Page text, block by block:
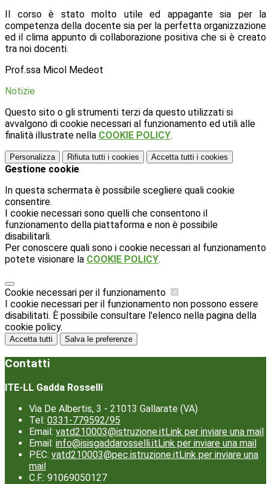
Il corso è stato molto utile ed appagante sia per la
competenza della docente sia per la perfetta organizzazione
ed il clima appunto di collaborazione positiva che si è creato
tra noi docenti.
Prof.ssa Micol Medeot
Notizie
Questo sito o gli strumenti terzi da questo utilizzati si
avvalgono di cookie necessari al funzionamento ed utili alle
finalità illustrate nella COOKIE POLICY.
Personalizza Rifiuta tutti i cookies Accetta tutti i cookies
Gestione cookie
In questa schermata è possibile scegliere quali cookie
consentire.
I cookie necessari sono quelli che consentono il
funzionamento della piattaforma e non è possibile
disabilitarli.
Per conoscere quali sono i cookie necessari al funzionamento
potete visionare la COOKIE POLICY.
Cookie necessari per il funzionamento
I cookie necessari per il funzionamento non possono essere
disabilitati. È possibile consultare l'elenco nella pagina della
cookie policy.
Accetta tutti Salva le preferenze
Contatti
ITE-LL Gadda Rosselli
Via De Albertis, 3 - 21013 Gallarate (VA)
Tel: 0331-779592/95
Email: vatd210003@istruzione.itLink per inviare una mail
Email: info@isisgaddarosselli.itLink per inviare una mail
PEC: vatd210003@pec.istruzione.itLink per inviare una
mail
C.F.: 91069050127